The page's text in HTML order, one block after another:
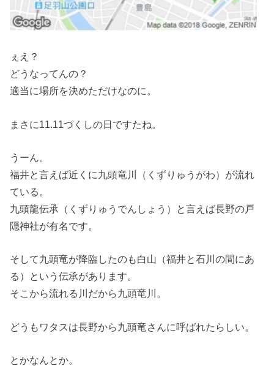
ぇえ？
どうなってんの？
適当に場所を決めただけなのに。
まさに11.11づくしの日ですたね。
うーん。
福井と言えば近くに九頭竜川（くずりゅうがわ）が流れ
ている。
九頭龍伝承（くずりゅうでんしょう）と言えば長野の戸
隠神社が有名です。
そして九頭竜が降臨したのも白山（福井と石川の間にあ
る）という伝承があります。
そこから流れる川だから九頭竜川。
どうもワタスは長野から九頭竜さんに呼ばれたらしい。
とかなんとか。